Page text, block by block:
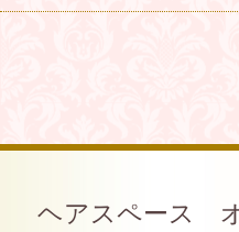
ヘアスペース